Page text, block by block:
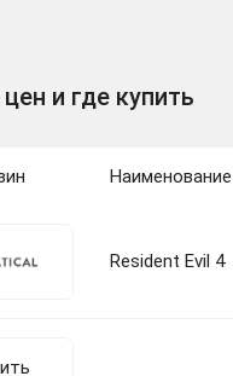
и где купить
Наименование
Resident Evil 4